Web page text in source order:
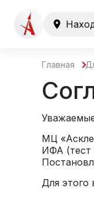
Главная
МЦ
ИФА (тест
Для этого